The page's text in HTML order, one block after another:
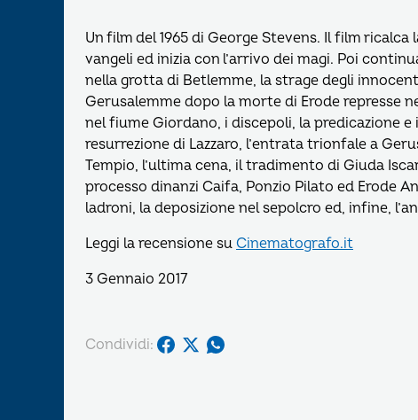
Un film del 1965 di George Stevens. Il film
vangeli ed inizia con l’arrivo dei magi. Poi
nella grotta di Betlemme, la strage degli
Gerusalemme dopo la morte di Erode represse
nel fiume Giordano, i discepoli, la predicazione
resurrezione di Lazzaro, l’entrata trionfale a
Tempio, l’ultima cena, il tradimento di Giuda
processo dinanzi Caifa, Ponzio Pilato ed Erode
ladroni, la deposizione nel sepolcro ed, infine,
Leggi la recensione su Cinematografo.it
3 Gennaio 2017
Condividi: